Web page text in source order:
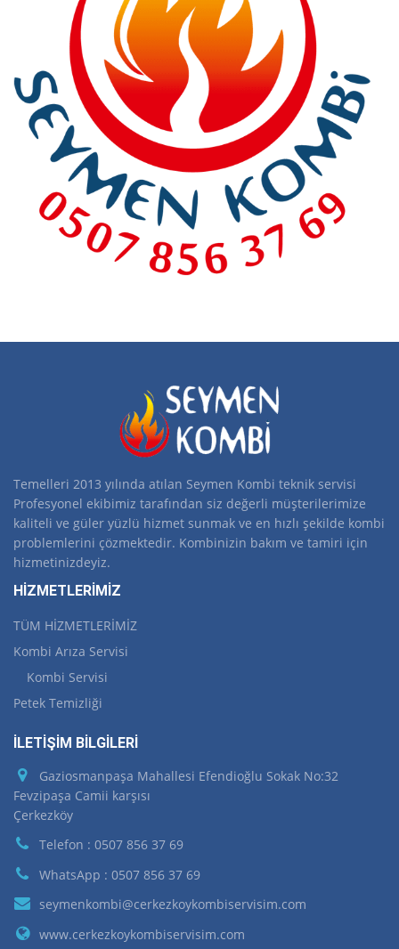
Temelleri 2013 yılında atılan Seymen Kombi teknik servisi
Profesyonel ekibimiz tarafından siz değerli müşterilerimize
kaliteli ve güler yüzlü hizmet sunmak ve en hızlı şekilde kombi
problemlerini çözmektedir. Kombinizin bakım ve tamiri için
hizmetinizdeyiz.
HİZMETLERİMİZ
TÜM HİZMETLERİMİZ
Kombi Arıza Servisi
Kombi Servisi
Petek Temizliği
İLETİŞİM BİLGİLERİ
Gaziosmanpaşa Mahallesi Efendioğlu Sokak No:32
Fevzipaşa Camii karşısı
Çerkezköy
Telefon : 0507 856 37 69
WhatsApp : 0507 856 37 69
seymenkombi@cerkezkoykombiservisim.com
www.cerkezkoykombiservisim.com